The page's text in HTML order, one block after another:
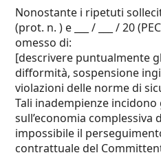
Nonostante i ripetuti solleciti,
(prot. n. ) e ___ / ___ / 20
omesso di:
[descrivere puntualmente
difformità, sospensione
violazioni delle norme di
Tali inadempienze
sull’economia complessiva
impossibile il
contrattuale del